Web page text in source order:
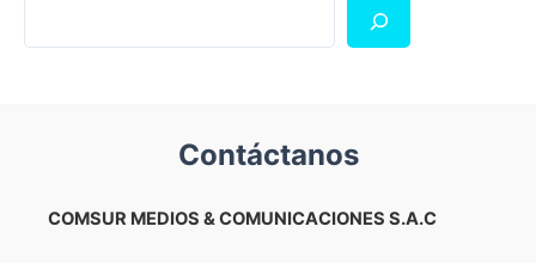
Contáctanos
COMSUR MEDIOS & COMUNICACIONES S.A.C